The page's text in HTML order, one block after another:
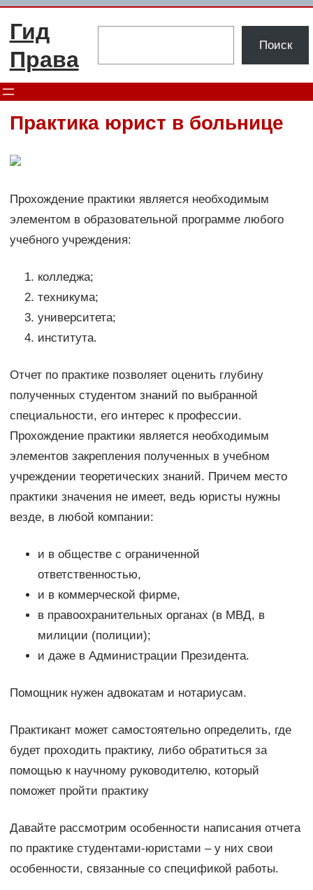
Перейти
содержимому
Гид
Права
Поиск
Практика юрист в больнице
Прохождение практики является необходимым
элементом в образовательной программе любого
учебного учреждения:
колледжа;
техникума;
университета;
института.
Отчет по практике позволяет оценить глубину
полученных студентом знаний по выбранной
специальности, его интерес к профессии.
Прохождение практики является необходимым
элементов закрепления полученных в учебном
учреждении теоретических знаний. Причем место
практики значения не имеет, ведь юристы нужны
везде, в любой компании:
и в обществе с ограниченной
ответственностью,
и в коммерческой фирме,
в правоохранительных органах (в МВД, в
милиции (полиции);
и даже в Администрации Президента.
Помощник нужен адвокатам и нотариусам.
Практикант может самостоятельно определить, где
будет проходить практику, либо обратиться за
помощью к научному руководителю, который
поможет пройти практику
Давайте рассмотрим особенности написания отчета
по практике студентами-юристами – у них свои
особенности, связанные со спецификой работы.